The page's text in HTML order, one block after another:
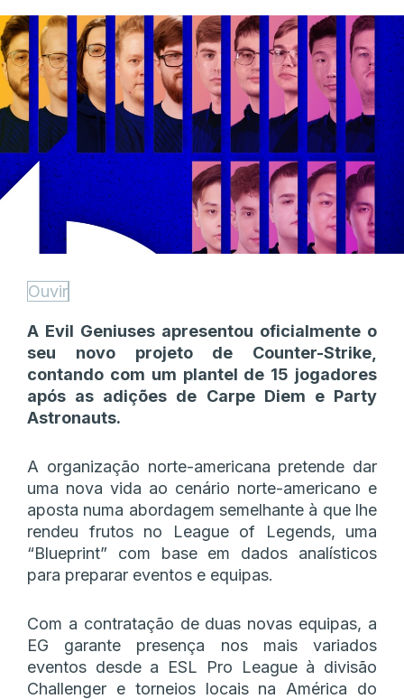
Ouvir
A Evil Geniuses apresentou oficialmente o
seu novo projeto de Counter-Strike,
contando com um plantel de 15 jogadores
após as adições de Carpe Diem e Party
Astronauts.
A organização norte-americana pretende dar
uma nova vida ao cenário norte-americano e
aposta numa abordagem semelhante à que lhe
rendeu frutos no League of Legends, uma
“Blueprint” com base em dados analísticos
para preparar eventos e equipas.
Com a contratação de duas novas equipas, a
EG garante presença nos mais variados
eventos desde a ESL Pro League à divisão
Challenger e torneios locais na América do